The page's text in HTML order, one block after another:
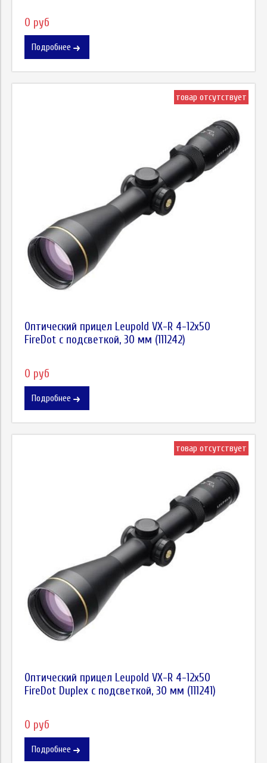
0 руб
Подробнее
товар отсутствует
Оптический прицел Leupold VX-R 4-12x50
FireDot c подсветкой, 30 мм (111242)
0 руб
Подробнее
товар отсутствует
Оптический прицел Leupold VX-R 4-12x50
FireDot Duplex c подсветкой, 30 мм (111241)
0 руб
Подробнее